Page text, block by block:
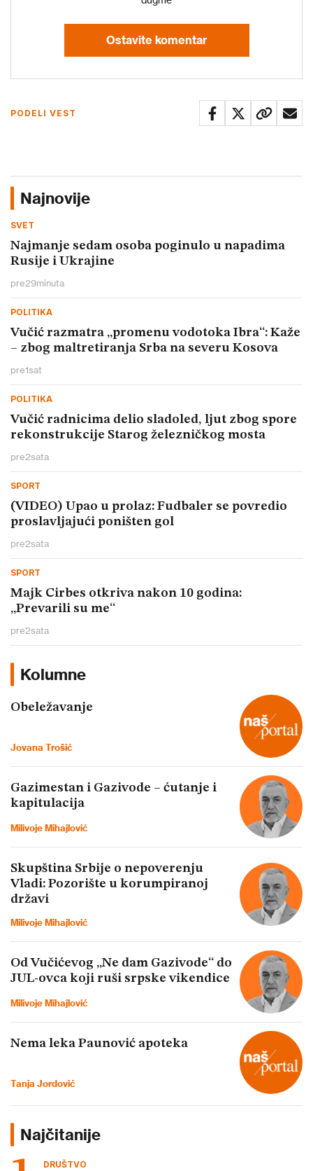
Ostavite komentar
PODELI VEST
Najnovije
SVET
Najmanje sedam osoba poginulo u napadima
Rusije i Ukrajine
pre29minuta
POLITIKA
Vučić razmatra „promenu vodotoka Ibra“: Kaže
– zbog maltretiranja Srba na severu Kosova
pre1sat
POLITIKA
Vučić radnicima delio sladoled, ljut zbog spore
rekonstrukcije Starog železničkog mosta
pre2sata
SPORT
(VIDEO) Upao u prolaz: Fudbaler se povredio
proslavljajući poništen gol
pre2sata
SPORT
Majk Cirbes otkriva nakon 10 godina:
„Prevarili su me“
pre2sata
Kolumne
Obeležavanje
Jovana Trošić
Gazimestan i Gazivode – ćutanje i
kapitulacija
Milivoje Mihajlović
Skupština Srbije o nepoverenju
Vladi: Pozorište u korumpiranoj
državi
Milivoje Mihajlović
Od Vučićevog „Ne dam Gazivode“ do
JUL-ovca koji ruši srpske vikendice
Milivoje Mihajlović
Nema leka Paunović apoteka
Tanja Jordović
Najčitanije
DRUŠTVO